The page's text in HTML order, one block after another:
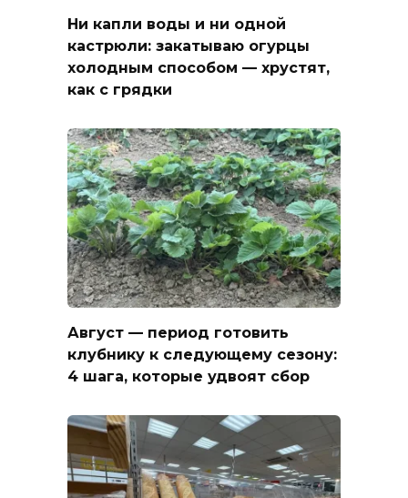
Ни капли воды и ни одной
кастрюли: закатываю огурцы
холодным способом — хрустят,
как с грядки
Август — период готовить
клубнику к следующему сезону:
4 шага, которые удвоят сбор